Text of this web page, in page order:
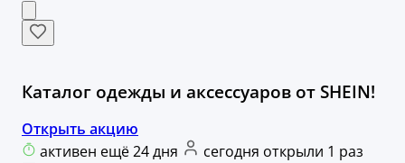
Каталог одежды и аксессуаров от SHEIN!
Открыть акцию
активен ещё 24 дня
сегодня открыли 1 раз